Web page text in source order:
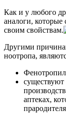
Как и у любого
аналоги, которые
своим свойствам.
Другими
ноотропа,
существуют
аптеках,